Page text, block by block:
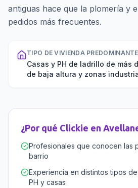
antiguas hace que la plomería y
pedidos más frecuentes.
TIPO DE VIVIENDA PREDOMINANTE
Casas y PH de ladrillo de más
de baja altura y zonas
¿Por qué Clickie en
Profesionales que conocen las
barrio
Experiencia en distintos tipos
PH y casas